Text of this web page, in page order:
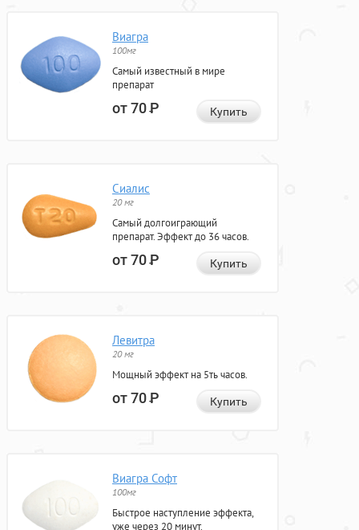
Виагра
100мг
Самый известный в мире
препарат
от 70Р Купить
Сиалис
20 мг
Самый долгоиграющий
препарат. Эффект до 36 часов.
от 70Р Купить
Левитра
20 мг
Мощный эффект на 5ть часов.
от 70Р Купить
Виагра Софт
100мг
Быстрое наступление эффекта,
уже через 20 минут.